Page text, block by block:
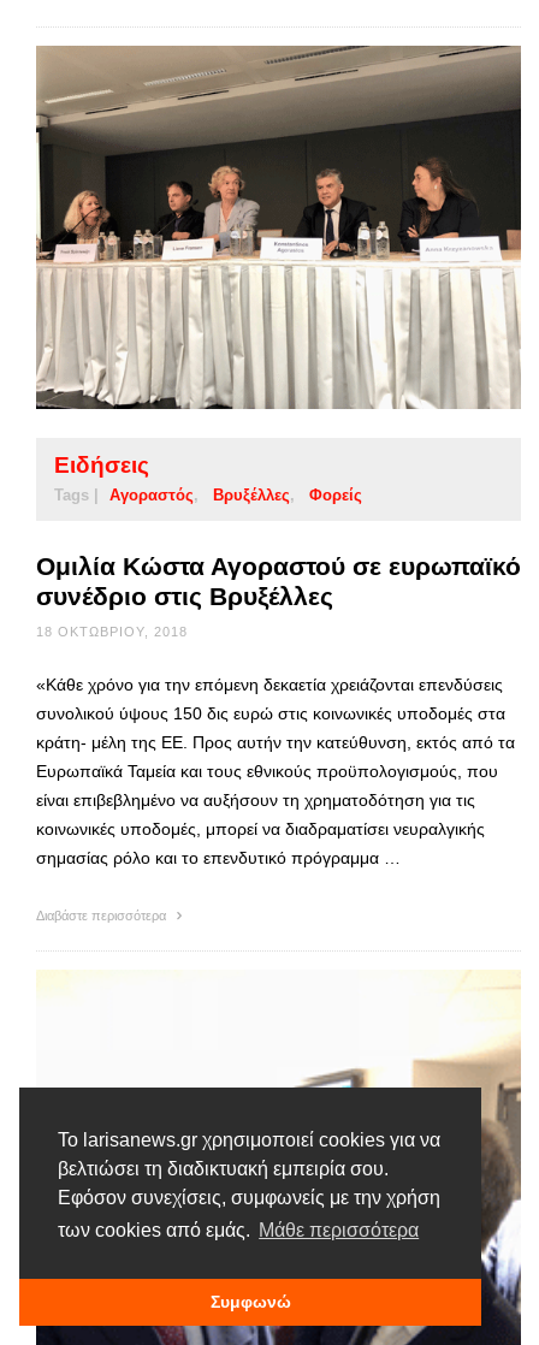
Το larisanews.gr χρησιμοποιεί cookies για να
βελτιώσει τη διαδικτυακή εμπειρία σου.
Εφόσον συνεχίσεις, συμφωνείς με την χρήση
των cookies από εμάς. Μάθε περισσότερα
Συμφωνώ
Ειδήσεις
Tags | Αγοραστός Βρυξέλλες Φορείς
Ομιλία Κώστα Αγοραστού σε ευρωπαϊκό
συνέδριο στις Βρυξέλλες
18 ΟΚΤΩΒΡΊΟΥ, 2018
«Κάθε χρόνο για την επόμενη δεκαετία χρειάζονται επενδύσεις
συνολικού ύψους 150 δις ευρώ στις κοινωνικές υποδομές στα
κράτη- μέλη της ΕΕ. Προς αυτήν την κατεύθυνση, εκτός από τα
Ευρωπαϊκά Ταμεία και τους εθνικούς προϋπολογισμούς, που
είναι επιβεβλημένο να αυξήσουν τη χρηματοδότηση για τις
κοινωνικές υποδομές, μπορεί να διαδραματίσει νευραλγικής
σημασίας ρόλο και το επενδυτικό πρόγραμμα …
Διαβάστε περισσότερα